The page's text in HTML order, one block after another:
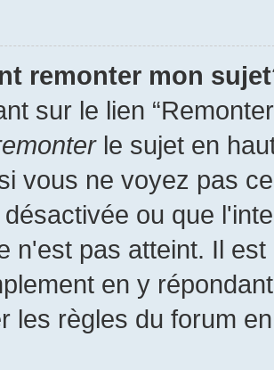
remonter mon
sur le lien
le sujet en
vous ne voyez pas
ou que
n'est pas atteint. Il
en y
les règles du forum